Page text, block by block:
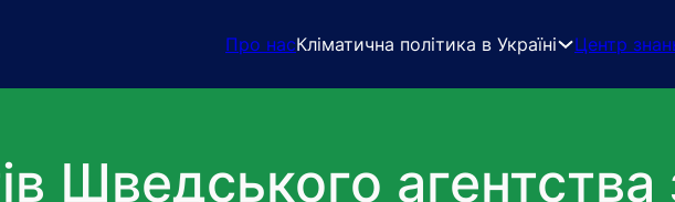
Про насКліматична політика в Україні Центр
Шведського агентства